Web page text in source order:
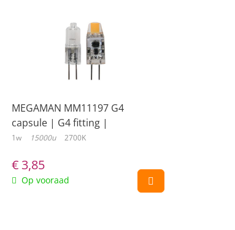
MEGAMAN MM11197 G4
capsule | G4 fitting |
Energiela...
1w 15000u 2700K
€ 3,85
Op vooraad